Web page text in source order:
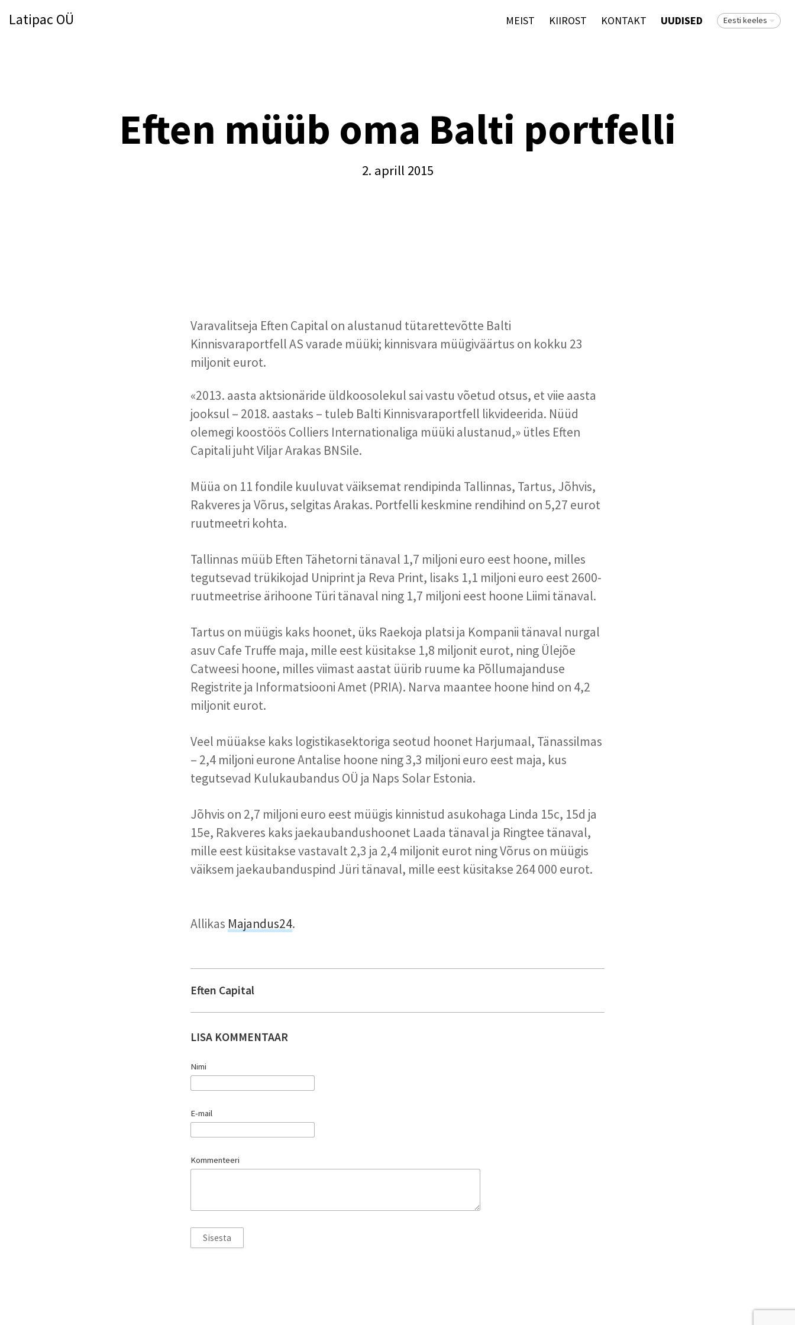
Latipac OÜ MEIST KIIROST KONTAKT UUDISED Eesti keeles
Eften müüb oma Balti portfelli
2. aprill 2015
Varavalitseja Eften Capital on alustanud tütarettevõtte Balti
Kinnisvaraportfell AS varade müüki; kinnisvara müügiväärtus on kokku 23
miljonit eurot.
«2013. aasta aktsionäride üldkoosolekul sai vastu võetud otsus, et viie aasta
jooksul – 2018. aastaks – tuleb Balti Kinnisvaraportfell likvideerida. Nüüd
olemegi koostöös Colliers Internationaliga müüki alustanud,» ütles Eften
Capitali juht Viljar Arakas BNSile.
Müüa on 11 fondile kuuluvat väiksemat rendipinda Tallinnas, Tartus, Jõhvis,
Rakveres ja Võrus, selgitas Arakas. Portfelli keskmine rendihind on 5,27 eurot
ruutmeetri kohta.
Tallinnas müüb Eften Tähetorni tänaval 1,7 miljoni euro eest hoone, milles
tegutsevad trükikojad Uniprint ja Reva Print, lisaks 1,1 miljoni euro eest 2600-
ruutmeetrise ärihoone Türi tänaval ning 1,7 miljoni eest hoone Liimi tänaval.
Tartus on müügis kaks hoonet, üks Raekoja platsi ja Kompanii tänaval nurgal
asuv Cafe Truffe maja, mille eest küsitakse 1,8 miljonit eurot, ning Ülejõe
Catweesi hoone, milles viimast aastat üürib ruume ka Põllumajanduse
Registrite ja Informatsiooni Amet (PRIA). Narva maantee hoone hind on 4,2
miljonit eurot.
Veel müüakse kaks logistikasektoriga seotud hoonet Harjumaal, Tänassilmas
– 2,4 miljoni eurone Antalise hoone ning 3,3 miljoni euro eest maja, kus
tegutsevad Kulukaubandus OÜ ja Naps Solar Estonia.
Jõhvis on 2,7 miljoni euro eest müügis kinnistud asukohaga Linda 15c, 15d ja
15e, Rakveres kaks jaekaubandushoonet Laada tänaval ja Ringtee tänaval,
mille eest küsitakse vastavalt 2,3 ja 2,4 miljonit eurot ning Võrus on müügis
väiksem jaekaubanduspind Jüri tänaval, mille eest küsitakse 264 000 eurot.
Allikas Majandus24.
Eften Capital
LISA KOMMENTAAR
Nimi
E-mail
Kommenteeri